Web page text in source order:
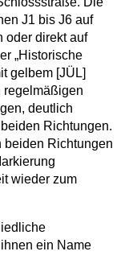
J1 bis J6 auf
oder direkt auf
„Historische
gelbem [JÜL]
regelmäßigen
deutlich
Richtungen.
beiden Richtungen
wieder zum
ein Name